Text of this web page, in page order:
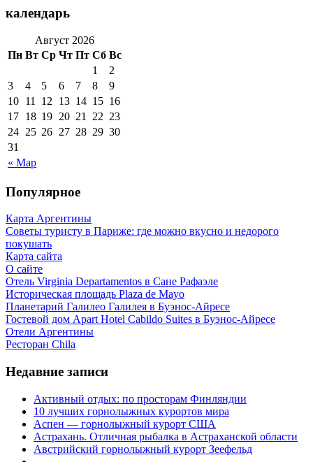
календарь
Август 2026
Пн Вт Ср Чт Пт Сб Вс
« Мар
1
2
3
4 5 6 7 8
9
10 11 12 13 14 15 16
17 18 19 20 21 22 23
24 25 26 27 28 29 30
31
Популярное
Карта Аргентины
Советы туристу в Париже: где можно вкусно и недорого
покушать
Карта сайта
О сайте
Отель Virginia Departamentos в Сане Рафаэле
Историческая площадь Plaza de Mayo
Планетарий Галилео Галилея в Буэнос-Айресе
Гостевой дом Apart Hotel Cabildo Suites в Буэнос-Айресе
Отели Аргентины
Ресторан Chila
Недавние записи
Активный отдых: по просторам Финляндии
10 лучших горнолыжных курортов мира
Аспен — горнолыжный курорт США
Астрахань. Отличная рыбалка в Астраханской области
Австрийский горнолыжный курорт Зеефельд